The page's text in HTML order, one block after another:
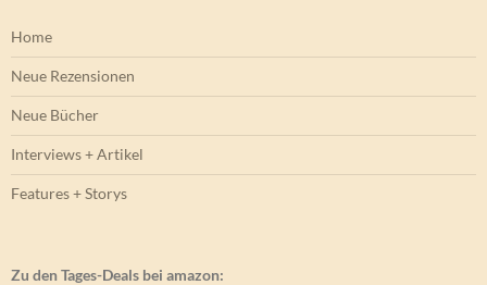
Home
Neue Rezensionen
Neue Bücher
Interviews + Artikel
Features + Storys
Zu den Tages-Deals bei amazon: